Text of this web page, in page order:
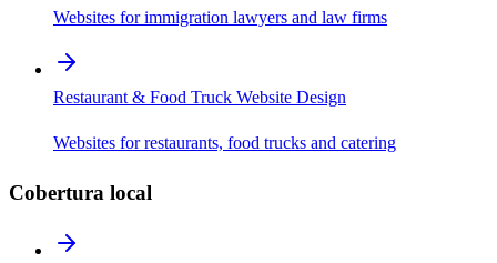
Websites for immigration lawyers and law firms
Restaurant & Food Truck Website Design
Websites for restaurants, food trucks and catering
Cobertura local